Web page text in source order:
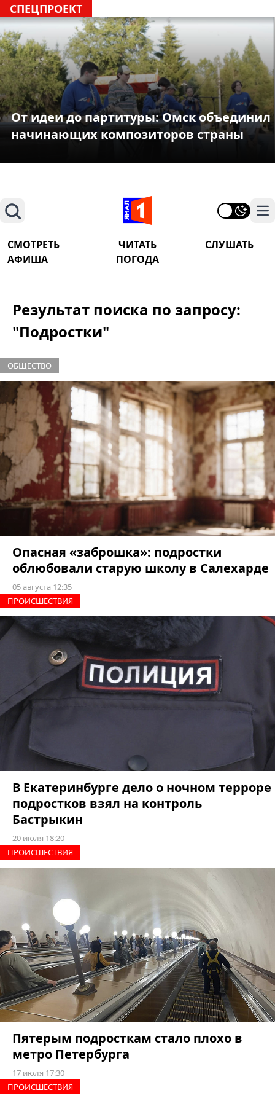
СПЕЦПРОЕКТ
От идеи до партитуры: Омск объединил
начинающих композиторов страны
Поиск
СМОТРЕТЬ ЧИТАТЬ
СЛУШАТЬ
АФИША
ПОГОДА
Результат поиска по запросу:
"Подростки"
ОБЩЕСТВО
Опасная «заброшка»: подростки
облюбовали старую школу в Салехарде
05 августа 12:35
ПРОИCШЕСТВИЯ
В Екатеринбурге дело о ночном терроре
подростков взял на контроль
Бастрыкин
20 июля 18:20
ПРОИCШЕСТВИЯ
Пятерым подросткам стало плохо в
метро Петербурга
17 июля 17:30
ПРОИCШЕСТВИЯ